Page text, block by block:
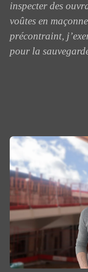
inspecter des
voûtes en
précontraint,
pour la